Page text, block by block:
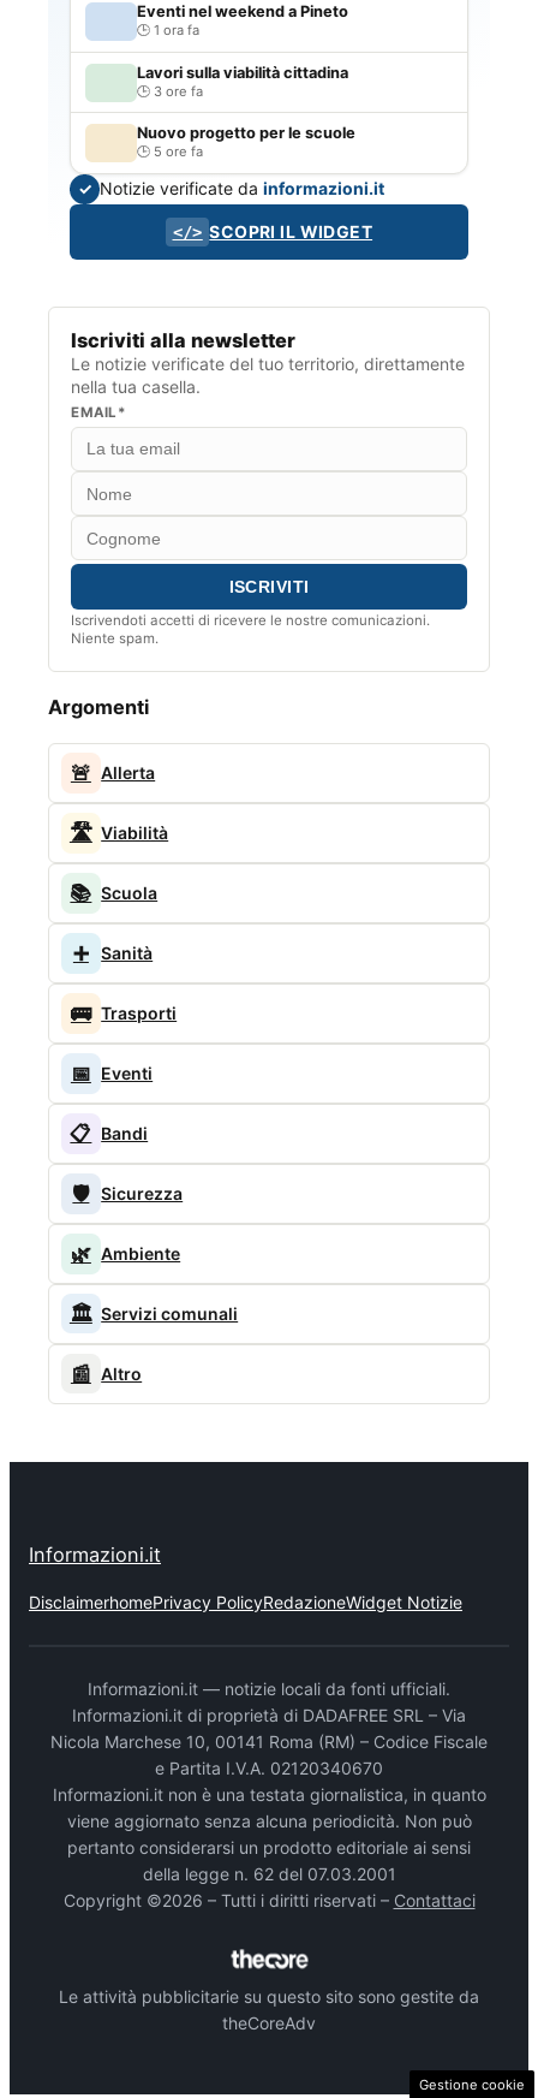
Eventi nel weekend a Pineto
1 ora fa
Lavori sulla viabilità cittadina
3 ore fa
Nuovo progetto per le scuole
5 ore fa
✓ Notizie verificate dainformazioni.it
</> SCOPRI IL WIDGET
Iscriviti alla newsletter
Le notizie verificate del tuo territorio, direttamente
nella tua casella.
EMAIL*
Iscrivendoti accetti di ricevere le nostre comunicazioni.
Niente spam.
Argomenti
🚨 Allerta
🛣️ Viabilità
📚 Scuola
➕ Sanità
🚌 Trasporti
📅 Eventi
📋 Bandi
🛡️ Sicurezza
🌿 Ambiente
🏛️ Servizi comunali
📰 Altro
Informazioni.it
DisclaimerhomePrivacy PolicyRedazioneWidget Notizie
Informazioni.it — notizie locali da fonti ufficiali.
Informazioni.it di proprietà di DADAFREE SRL – Via
Nicola Marchese 10, 00141 Roma (RM) – Codice Fiscale
e Partita I.V.A. 02120340670
Informazioni.it non è una testata giornalistica, in quanto
viene aggiornato senza alcuna periodicità. Non può
pertanto considerarsi un prodotto editoriale ai sensi
della legge n. 62 del 07.03.2001
Copyright ©2026 – Tutti i diritti riservati – Contattaci
Le attività pubblicitarie su questo sito sono gestite da
theCoreAdv
Gestione cookie